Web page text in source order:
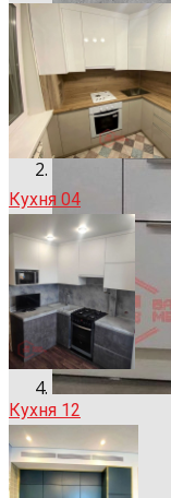
Кухня 04
Кухня 12